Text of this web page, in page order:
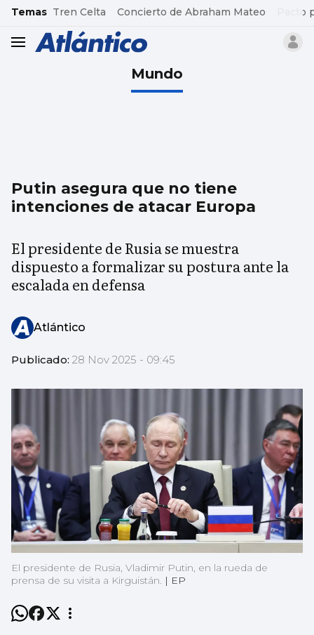
common.go-to-content
Temas Tren Celta Concierto de Abraham Mateo Pacto
header.menu.open
Mundo
Putin asegura que no tiene
intenciones de atacar Europa
El presidente de Rusia se muestra
dispuesto a formalizar su postura ante la
escalada en defensa
Atlántico
Publicado: 28 Nov 2025 - 09:45
El presidente de Rusia, Vladimir Putin, en la rueda de
prensa de su visita a Kirguistán. | EP